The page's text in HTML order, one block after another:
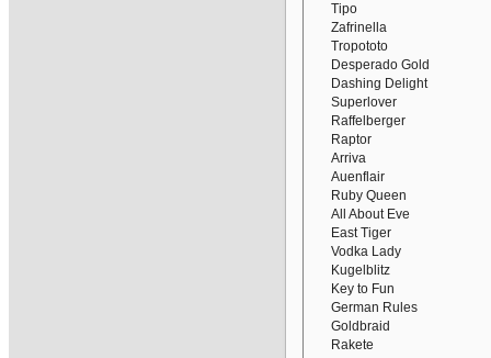
Tipo
Zafrinella
Tropototo
Desperado Gold
Dashing Delight
Superlover
Raffelberger
Raptor
Arriva
Auenflair
Ruby Queen
All About Eve
East Tiger
Vodka Lady
Kugelblitz
Key to Fun
German Rules
Goldbraid
Rakete